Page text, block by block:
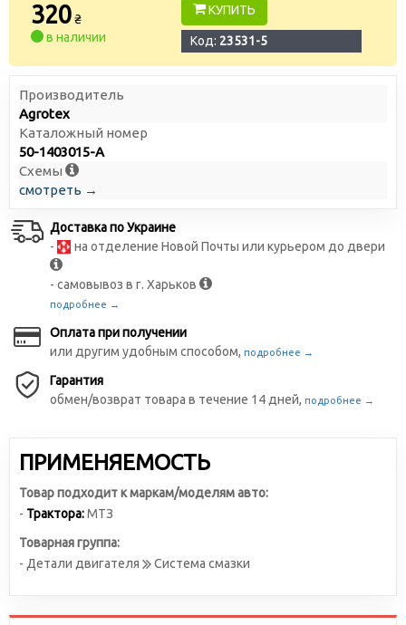
320₴
в наличии
КУПИТЬ
Код: 23531-5
Производитель
Agrotex
Каталожный номер
50-1403015-А
Схемы
смотреть →
Доставка по Украине
-
на отделение Новой Почты или курьером до двери
- самовывоз в г. Харьков
подробнее →
Оплата при получении
или другим удобным способом, подробнее →
Гарантия
обмен/возврат товара в течение 14 дней, подробнее →
ПРИМЕНЯЕМОСТЬ
Товар подходит к маркам/моделям авто:
- Трактора:МТЗ
Товарная группа:
- Детали двигателя
Система смазки